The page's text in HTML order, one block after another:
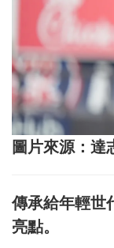
圖片來源：達
傳承給年輕世
亮點。